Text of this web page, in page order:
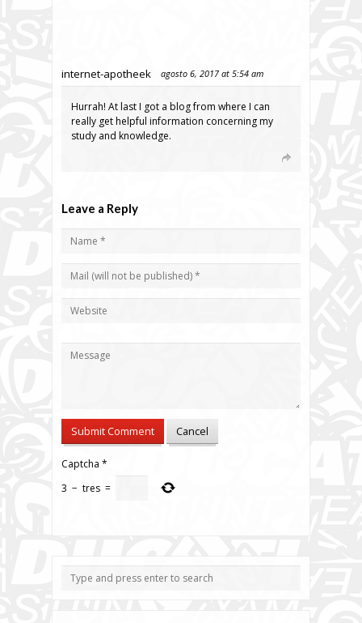
internet-apotheek agosto 6, 2017 at 5:54 am
Hurrah! At last I got a blog from where I can
really get helpful information concerning my
study and knowledge.
Leave a Reply
Captcha *
3 − tres =